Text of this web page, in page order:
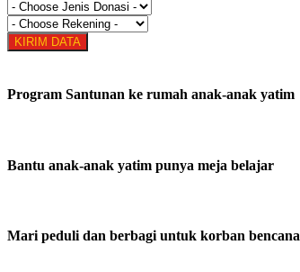
KIRIM DATA
Program Santunan ke rumah anak-anak yatim
Bantu anak-anak yatim punya meja belajar
Mari peduli dan berbagi untuk korban bencana